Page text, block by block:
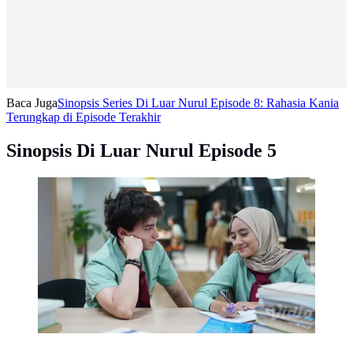
Baca JugaSinopsis Series Di Luar Nurul Episode 8: Rahasia Kania
Terungkap di Episode Terakhir
Sinopsis Di Luar Nurul Episode 5
Dibintangi Nayla Purnama, Gabriel Harun Giroux,
Rayensyah Rassya, Lea Ciarachel, Keysha Angelica,
dan Ghina Sungkar, serial ini mengajak penonton
mengikuti perjalanan seorang remaja yang harus keluar
dari zona nyaman demi mengejar mimpi besarnya.
[Dok/Vidio Originals].